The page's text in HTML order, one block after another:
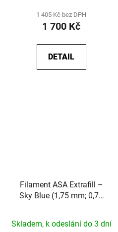
1 405 Kč bez DPH
1 700 Kč
DETAIL
Filament ASA Extrafill –
Sky Blue (1,75 mm; 0,75
Skladem, k odeslání do 3 dní